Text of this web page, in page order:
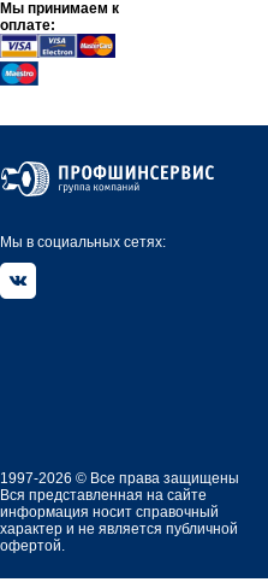
Мы принимаем к
оплате:
Мы в социальных сетях:
1997-2026 © Все права защищены
Вся представленная на сайте
информация носит справочный
характер и не является публичной
офертой.